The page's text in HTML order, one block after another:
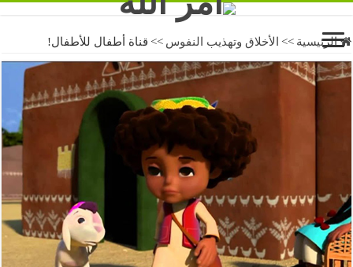
الرئيسية >> الأخلاق وتهذيب النفوس >> قناة أطفال للأطفال!